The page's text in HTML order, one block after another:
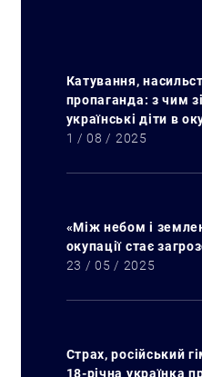
Катування,
пропаганда: з чим
українські діти в
1 / 08 / 2025
«Між небом і
окупації стає
23 / 05 / 2025
Страх, російський
18-річна українка